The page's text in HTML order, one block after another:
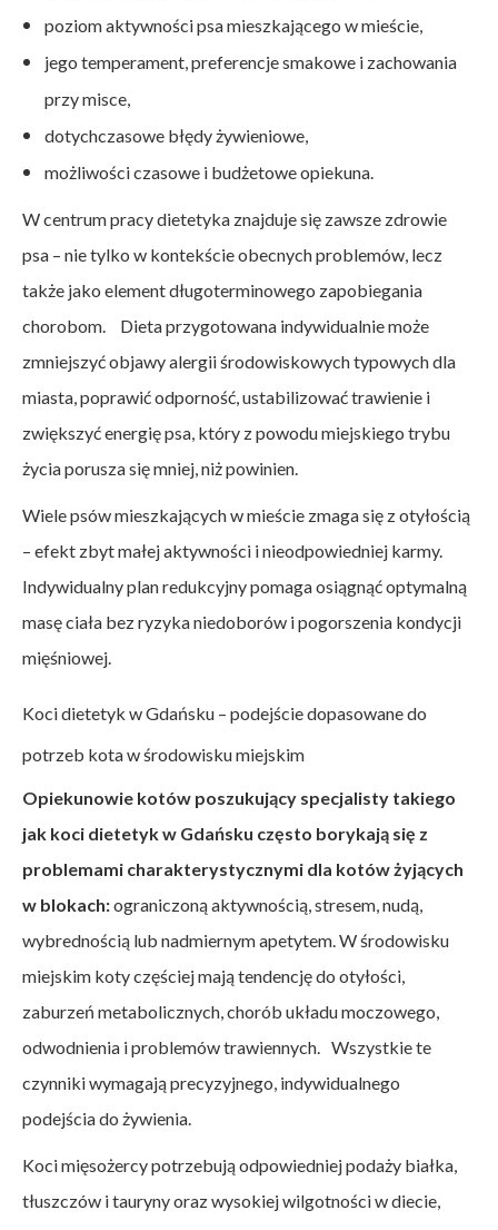
poziom aktywności psa mieszkającego w mieście,
jego temperament, preferencje smakowe i zachowania
przy misce,
dotychczasowe błędy żywieniowe,
możliwości czasowe i budżetowe opiekuna.
W centrum pracy dietetyka znajduje się zawsze zdrowie
psa – nie tylko w kontekście obecnych problemów, lecz
także jako element długoterminowego zapobiegania
chorobom. Dieta przygotowana indywidualnie może
zmniejszyć objawy alergii środowiskowych typowych dla
miasta, poprawić odporność, ustabilizować trawienie i
zwiększyć energię psa, który z powodu miejskiego trybu
życia porusza się mniej, niż powinien.
Wiele psów mieszkających w mieście zmaga się z otyłością
– efekt zbyt małej aktywności i nieodpowiedniej karmy.
Indywidualny plan redukcyjny pomaga osiągnąć optymalną
masę ciała bez ryzyka niedoborów i pogorszenia kondycji
mięśniowej.
Koci dietetyk w Gdańsku – podejście dopasowane do
potrzeb kota w środowisku miejskim
Opiekunowie kotów poszukujący specjalisty takiego
jak koci dietetyk w Gdańsku często borykają się z
problemami charakterystycznymi dla kotów żyjących
w blokach:ograniczoną aktywnością, stresem, nudą,
wybrednością lub nadmiernym apetytem. W środowisku
miejskim koty częściej mają tendencję do otyłości,
zaburzeń metabolicznych, chorób układu moczowego,
odwodnienia i problemów trawiennych. Wszystkie te
czynniki wymagają precyzyjnego, indywidualnego
podejścia do żywienia.
Koci mięsożercy potrzebują odpowiedniej podaży białka,
tłuszczów i tauryny oraz wysokiej wilgotności w diecie,